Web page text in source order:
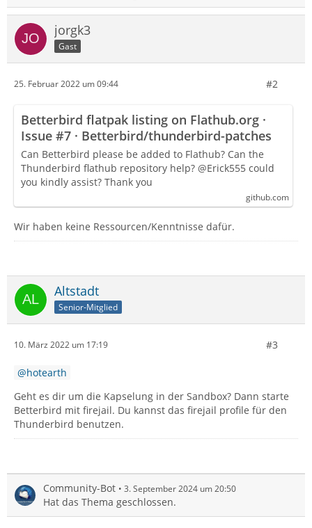
jorgk3
Gast
25. Februar 2022 um 09:44 #2
Betterbird flatpak listing on Flathub.org ·
Issue #7 · Betterbird/thunderbird-patches
Can Betterbird please be added to Flathub? Can the
Thunderbird flathub repository help? @Erick555 could
you kindly assist? Thank you
github.com
Wir haben keine Ressourcen/Kenntnisse dafür.
Altstadt
Senior-Mitglied
10. März 2022 um 17:19 #3
hotearth
Geht es dir um die Kapselung in der Sandbox? Dann starte
Betterbird mit firejail. Du kannst das firejail profile für den
Thunderbird benutzen.
Community-Bot 3. September 2024 um 20:50
Hat das Thema geschlossen.